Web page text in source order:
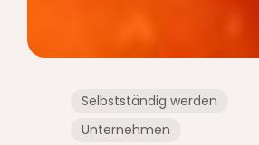
Selbstständig werden
Unternehmen